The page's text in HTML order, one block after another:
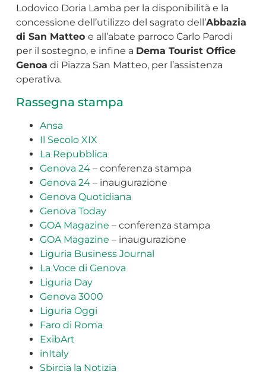
Lodovico Doria Lamba per la disponibilità e la
concessione dell’utilizzo del sagrato dell’Abbazia
di San Matteo e all’abate parroco Carlo Parodi
per il sostegno, e infine a Dema Tourist Office
Genoa di Piazza San Matteo, per l’assistenza
operativa.
Rassegna stampa
Ansa
Il Secolo XIX
La Repubblica
Genova 24– conferenza stampa
Genova 24– inaugurazione
Genova Quotidiana
Genova Today
GOA Magazine – conferenza stampa
GOA Magazine – inaugurazione
Liguria Business Journal
La Voce di Genova
Liguria Day
Genova 3000
Liguria Oggi
Faro di Roma
ExibArt
inItaly
Sbircia la Notizia